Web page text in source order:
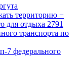
территорию −
для отдыха 2791
транспорта по
7 федерального